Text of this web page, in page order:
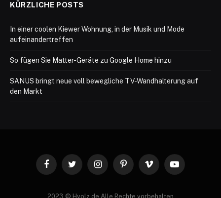
KÜRZLICHE POSTS
In einer coolen Kiewer Wohnung, in der Musik und Mode
aufeinandertreffen
So fügen Sie Matter-Geräte zu Google Home hinzu
SANUS bringt neue voll bewegliche TV-Wandhalterung auf
den Markt
FacebookTwitter InstagramPinterestVimeo YouTube
2023 © Hvolz.de Alle Rechte vorbehalten